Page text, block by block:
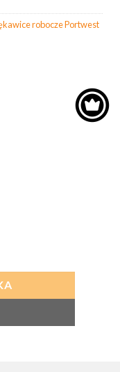
robocze Portwest